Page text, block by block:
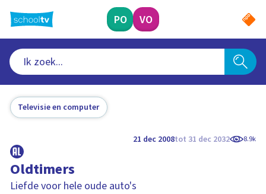
naar
hoofdinhoud
PO VO
Televisie en computer
21 dec 2008tot 31 dec 2032 8.9k
Oldtimers
Liefde voor hele oude auto's